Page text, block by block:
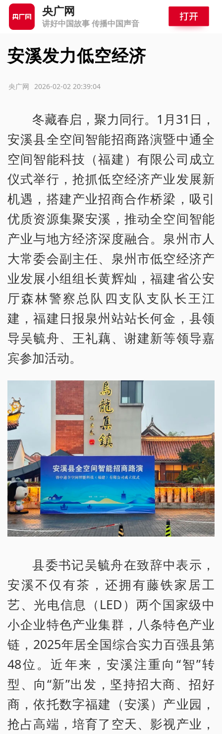
央广网
讲好中国故事 传播中国声音
安溪发力低空经济
2026-02-02 20:39:04
央广网
冬藏春启，聚力同行。1月31日，
安溪县全空间智能招商路演暨中通全
空间智能科技（福建）有限公司成立
仪式举行，抢抓低空经济产业发展新
机遇，搭建产业招商合作桥梁，吸引
优质资源集聚安溪，推动全空间智能
产业与地方经济深度融合。泉州市人
大常委会副主任、泉州市低空经济产
业发展小组组长黄辉灿，福建省公安
厅森林警察总队四支队支队长王江
建，福建日报泉州站站长何金，县领
导吴毓舟、王礼藕、谢建新等领导嘉
宾参加活动。
县委书记吴毓舟在致辞中表示，
安溪不仅有茶，还拥有藤铁家居工
艺、光电信息（LED）两个国家级中
小企业特色产业集群，八条特色产业
链，2025年居全国综合实力百强县第
48位。近年来，安溪注重向“智”转
型、向“新”出发，坚持招大商、招好
商，依托数字福建（安溪）产业园，
抢占高端，培育了空天、影视产业，